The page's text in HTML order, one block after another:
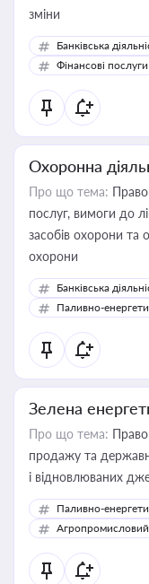
зміни
Банківська
Фінансові послуги
Охоронна
Про що тема:
послуг, вимоги до
засобів охорони та
охорони
Банківська
Паливно-
Зелена
Про що тема:
продажу та
і відновлюваних
Паливно-